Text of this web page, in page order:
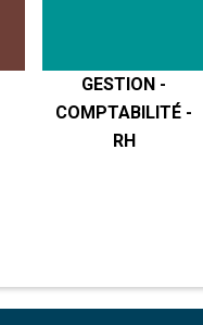
GESTION -
COMPTABILITÉ -
RH